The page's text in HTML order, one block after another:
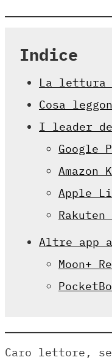
Indice
La lettura
Cosa
I leader
Google
Amazon
Apple
Rakuten
Altre app
Moon+
Caro lettore,